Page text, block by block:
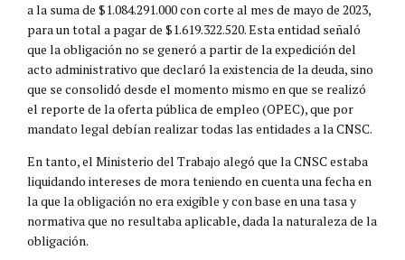
a la suma de $1.084.291.000 con corte al mes de mayo de 2023,
para un total a pagar de $1.619.322.520. Esta entidad señaló
que la obligación no se generó a partir de la expedición del
acto administrativo que declaró la existencia de la deuda, sino
que se consolidó desde el momento mismo en que se realizó
el reporte de la oferta pública de empleo (OPEC), que por
mandato legal debían realizar todas las entidades a la CNSC.
En tanto, el Ministerio del Trabajo alegó que la CNSC estaba
liquidando intereses de mora teniendo en cuenta una fecha en
la que la obligación no era exigible y con base en una tasa y
normativa que no resultaba aplicable, dada la naturaleza de la
obligación.